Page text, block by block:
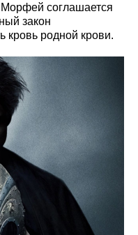
соглашается
закон
кровь родной крови.